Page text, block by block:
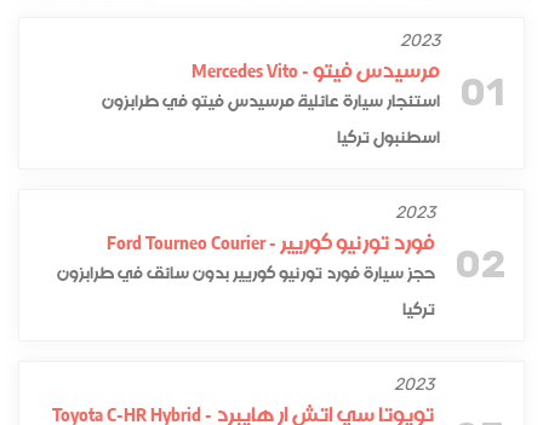
01
2023
مرسيدس فيتو - Mercedes Vito
استئجار سيارة عائلية مرسيدس فيتو في طرابزون
اسطنبول تركيا
02
2023
فورد تورنيو كوريير - Ford Tourneo Courier
حجز سيارة فورد تورنيو كوريير بدون سائق في طرابزون
تركيا
2023
تويوتا سي اتش ار هايبرد - Toyota C-HR Hybrid